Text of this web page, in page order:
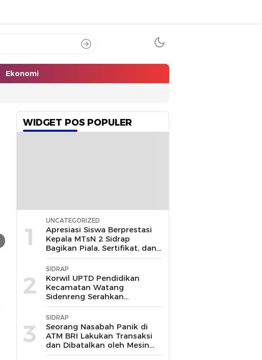
Ekonomi
WIDGET POS POPULER
1
UNCATEGORIZED
Apresiasi Siswa Berprestasi
Kepala MTsN 2 Sidrap
Bagikan Piala, Sertifikat, dan
Uang Pembinaan
2
SIDRAP
Korwil UPTD Pendidikan
Kecamatan Watang
Sidenreng Serahkan
Langsung Bantuan pada
Korban Kebakaran di Wala
Sidrap
3
SIDRAP
Seorang Nasabah Panik di
ATM BRI Lakukan Transaksi
dan Dibatalkan oleh Mesin
Tanpa Keluar Uang